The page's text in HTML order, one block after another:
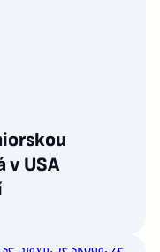
v USA